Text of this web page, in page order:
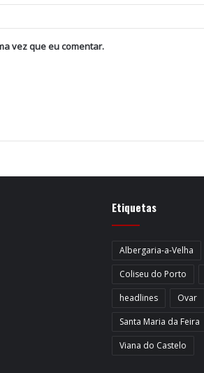
vez que eu comentar.
Etiquetas
Albergaria-a-Velha
Coliseu do Porto
headlines
Ovar
Santa Maria da Feira
Viana do Castelo